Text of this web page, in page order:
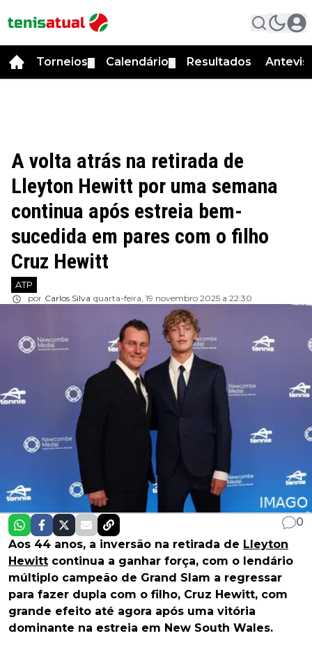
Torneios Calendário Resultados
A volta atrás na retirada de
Lleyton Hewitt por uma semana
continua após estreia bem-
sucedida em pares com o filho
Cruz Hewitt
ATP
por Carlos Silva quarta-feira, 19 novembro 2025 a 22:30
0
Aos 44 anos, a inversão na retirada de Lleyton
Hewitt continua a ganhar força, com o lendário
múltiplo campeão de Grand Slam a regressar
para fazer dupla com o filho, Cruz Hewitt, com
grande efeito até agora após uma vitória
dominante na estreia em New South Wales.